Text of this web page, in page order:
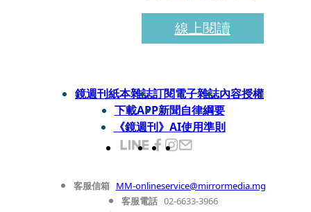
線上閱讀
鏡週刊紙本雜誌訂閱電子雜誌內容授權
下載APP新聞自律綱要
《鏡週刊》AI使用準則
客服信箱 MM-onlineservice@mirrormedia.mg
客服電話 02-6633-3966